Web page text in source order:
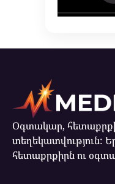
Օգտակար,
տեղեկատվություն:
հետաքրքիրն ու